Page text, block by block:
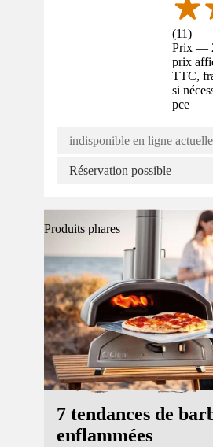
(11)
Prix —
prix
TTC,
si
pce
indisponible en ligne
Réservation possible
Produits phares
7 tendances de
enflammées